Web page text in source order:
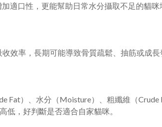
適口性，更能幫助日常水分攝取不足的貓咪
效率，長期可能導致骨質疏鬆、抽筋或成長
Fat）、水分（Moisture）、粗纖維（Crude
低，好判斷是否適合自家貓咪。